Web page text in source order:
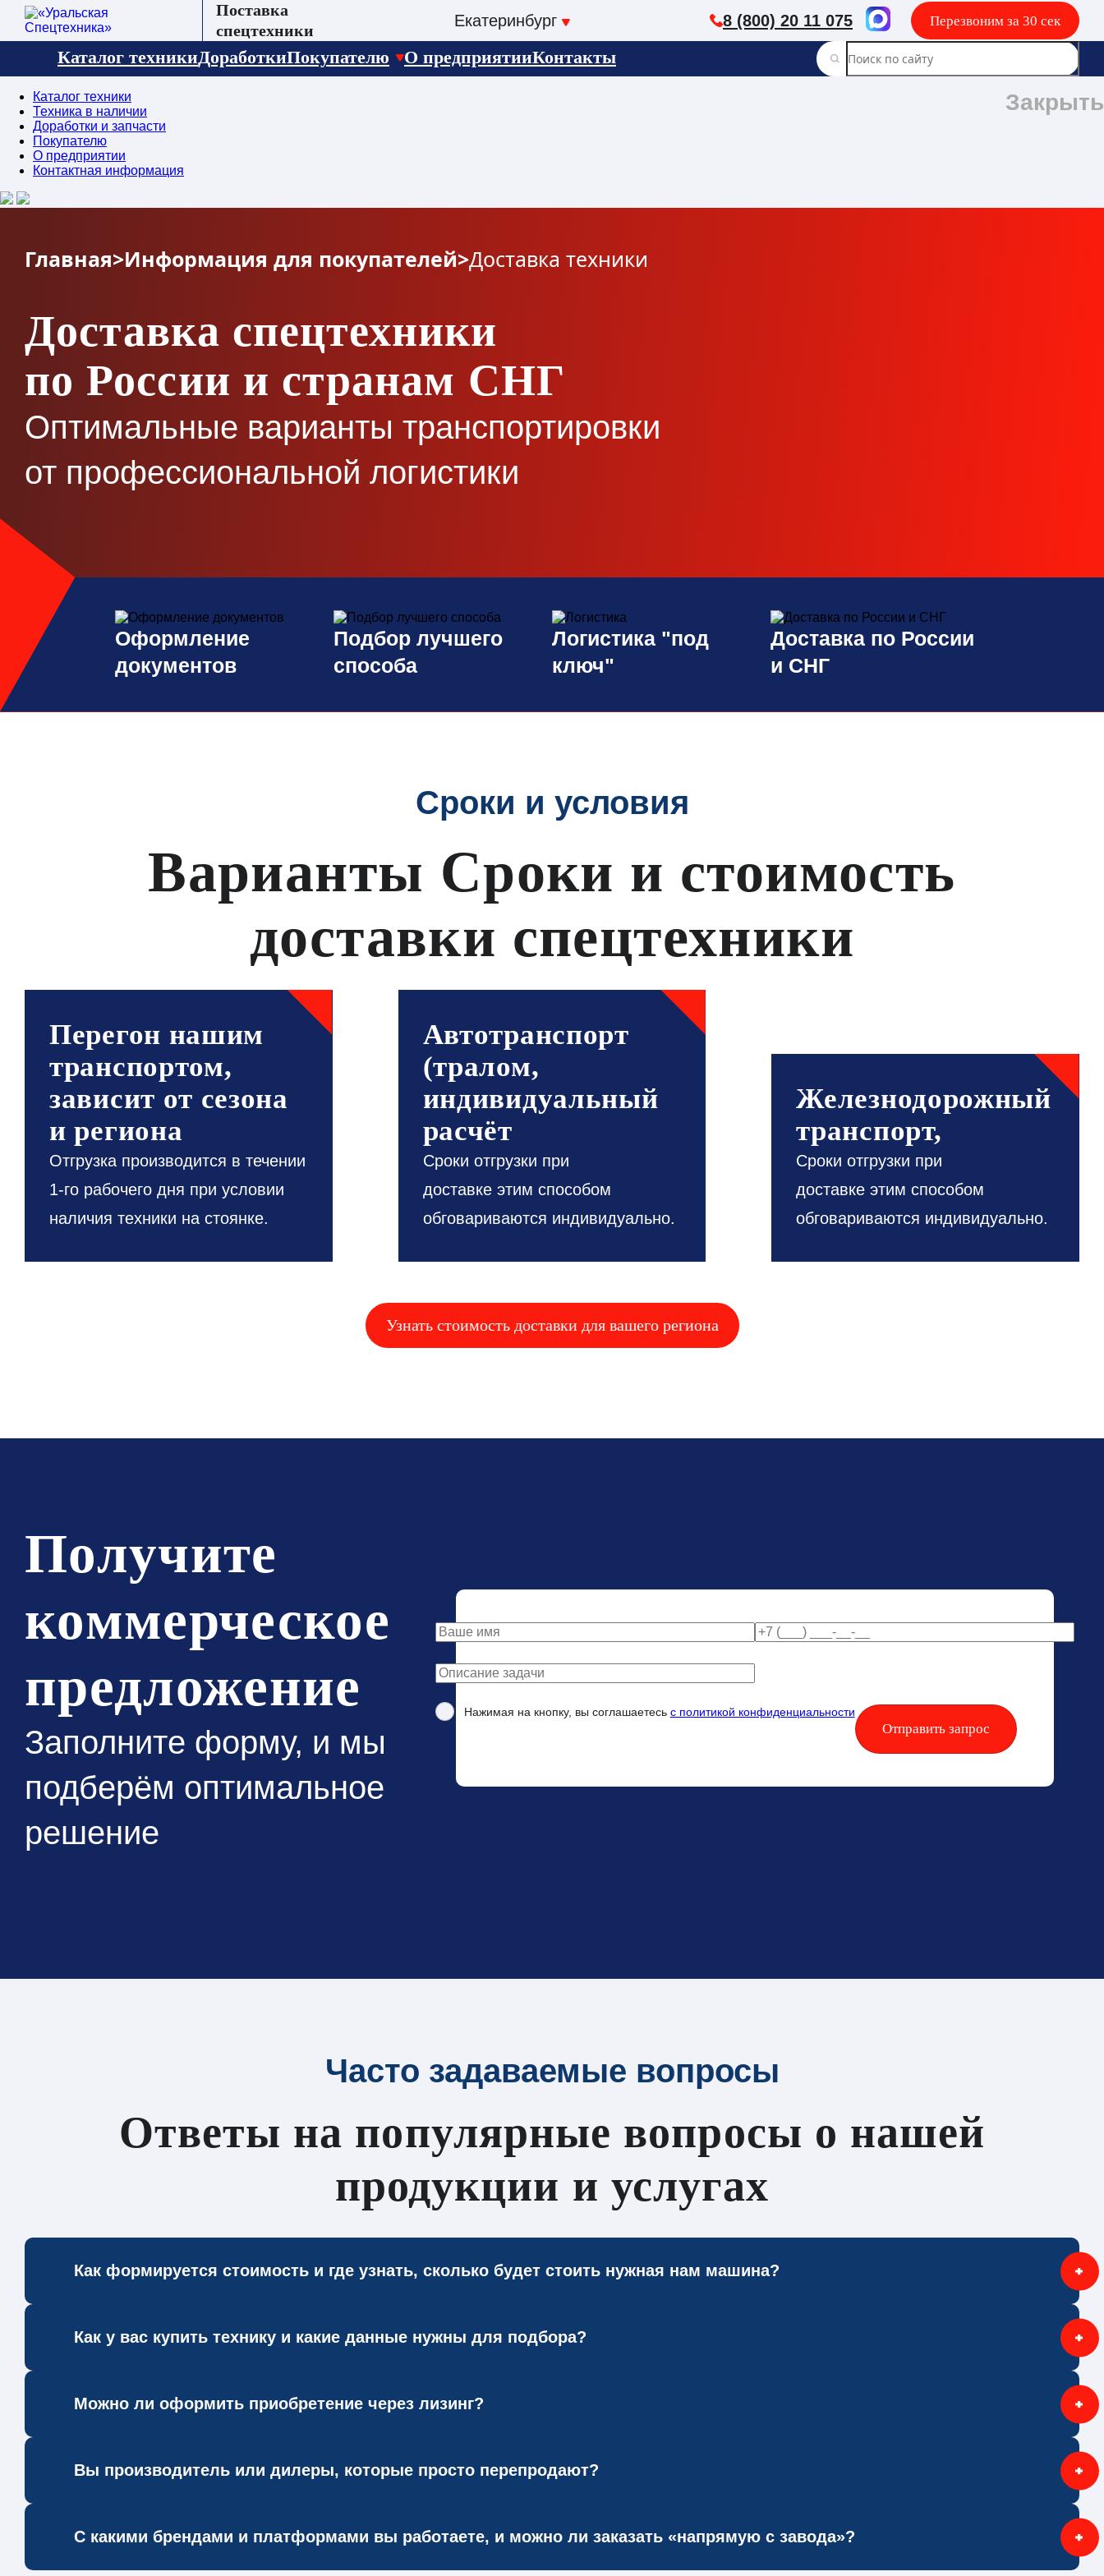
Поставка
спецтехники
Екатеринбург 8 (800) 20 11 075 Перезвоним за 30 сек
Каталог техникиДоработкиПокупателю О предприятииКонтакты
Закрыть
Каталог техники
Техника в наличии
Доработки и запчасти
Покупателю
О предприятии
Контактная информация
Главная>Информация для покупателей>Доставка техники
Доставка спецтехники
по России и странам СНГ
Оптимальные варианты транспортировки
от профессиональной логистики
Оформление
документов
Подбор лучшего
способа
Логистика "под
ключ"
Доставка по России
и СНГ
Сроки и условия
Варианты Сроки и стоимость
доставки спецтехники
Перегон нашим
транспортом,
зависит от сезона
и региона
Отгрузка производится в течении
1-го рабочего дня при условии
наличия техники на стоянке.
Автотранспорт
(тралом,
индивидуальный
расчёт
Сроки отгрузки при
доставке этим способом
обговариваются индивидуально.
Железнодорожный
транспорт,
Сроки отгрузки при
доставке этим способом
обговариваются индивидуально.
Узнать стоимость доставки для вашего региона
Получите
коммерческое
предложение
Заполните форму, и мы
подберём оптимальное
решение
Нажимая на кнопку, вы соглашаетесь с политикой конфиденциальности
Часто задаваемые вопросы
Ответы на популярные вопросы о нашей
продукции и услугах
Как формируется стоимость и где узнать, сколько будет стоить нужная нам машина?
Мы рассчитываем цену на спецтехнику под ваше ТЗ: базовое шасси, надстройка, доработки, комплектация и сроки поставки. Оставьте
заявку — подготовим коммерческое предложение с итоговой стоимостью и вариантами исполнения.
Как у вас купить технику и какие данные нужны для подбора?
Чтобы купить подходящую спецтехнику, достаточно описать задачу (отрасль, условия, груз/объём, требования к шасси и надстройке) —
мы предложим варианты из каталога или изготовление под заказ. Если цель — купить именно новую спецтехнику, подберём
комплектацию и согласуем сроки производства/поставки.
Можно ли оформить приобретение через лизинг?
подбирает оптимальный график платежей. Для запуска достаточно заявки и реквизитов компании — дальше сопроводим сделку.
Вы производитель или дилеры, которые просто перепродают?
Мы — производитель: у нас собственное производство спецтехники на базе шасси УРАЛ, КАМАЗ, МАЗ и других марок, поэтому можем
дорабатывать технику под ваши требования. Параллельно мы работаем в статусе официального дилера по ряду направлений и
С какими брендами и платформами вы работаете, и можно ли заказать «напрямую с завода»?